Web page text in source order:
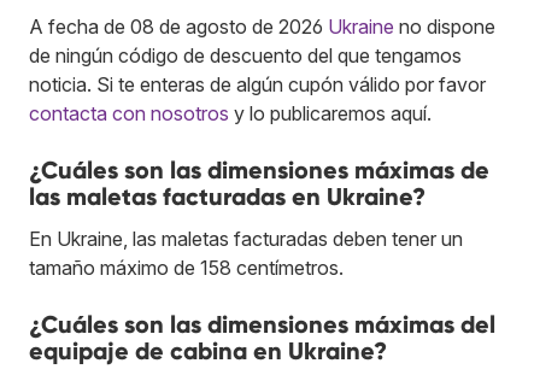
A fecha de 08 de agosto de 2026 Ukraine no dispone
de ningún código de descuento del que tengamos
noticia. Si te enteras de algún cupón válido por favor
contacta con nosotros y lo publicaremos aquí.
¿Cuáles son las dimensiones máximas de
las maletas facturadas en Ukraine?
En Ukraine, las maletas facturadas deben tener un
tamaño máximo de 158 centímetros.
¿Cuáles son las dimensiones máximas del
equipaje de cabina en Ukraine?